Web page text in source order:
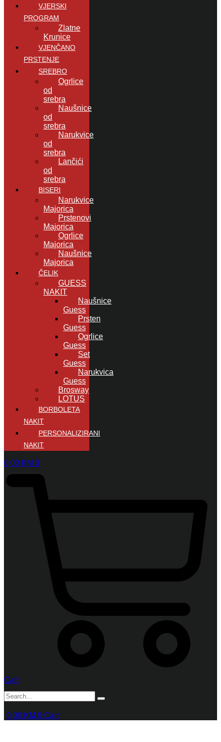
VJERSKI
PROGRAM
Zlatne
Krunice
VJENČANO
PRSTENJE
SREBRO
Ogrlice
od
srebra
Naušnice
od
srebra
Narukvice
od
srebra
Lančići
od
srebra
BISERI
Narukvice
Majorica
Prstenovi
Majorica
Ogrlice
Majorica
Naušnice
Majorica
ČELIK
GUESS
NAKIT
Naušnice
Guess
Prsten
Guess
Ogrlice
Guess
Set
Guess
Narukvica
Guess
Brosway
LOTUS
BORBOLETA
NAKIT
PERSONALIZIRANI
NAKIT
0,00 KM 0
Cart
0,00 KM 0 Cart